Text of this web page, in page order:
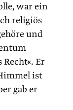
war ein
religiös
und
Er
ist
gab er